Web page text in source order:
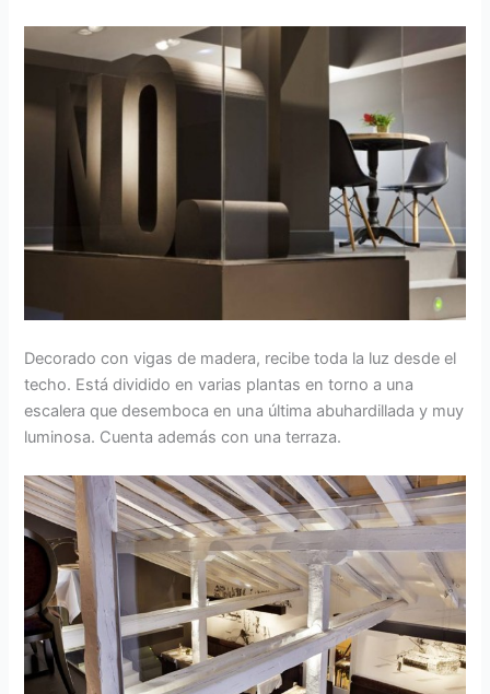
Decorado con vigas de madera, recibe toda la luz desde el
techo. Está dividido en varias plantas en torno a una
escalera que desemboca en una última abuhardillada y muy
luminosa. Cuenta además con una terraza.